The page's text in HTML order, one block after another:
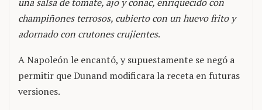
champiñones terrosos, cubierto con un huevo frito y
adornado con crutones crujientes.
A Napoleón le encantó, y supuestamente se negó a
permitir que Dunand modificara la receta en futuras
versiones.